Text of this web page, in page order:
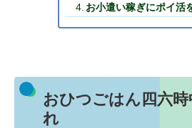
お小遣い稼ぎにポイ活
おひつごはん四六
れ